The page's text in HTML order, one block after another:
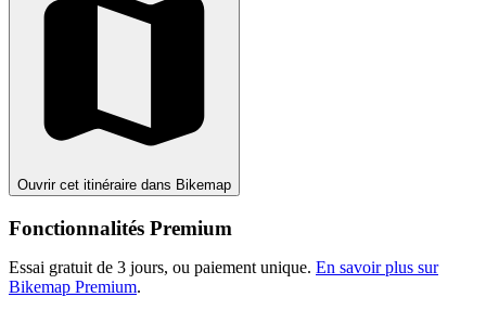
Ouvrir cet itinéraire dans Bikemap
Fonctionnalités Premium
Essai gratuit de 3 jours, ou paiement unique. En savoir plus sur
Bikemap Premium.